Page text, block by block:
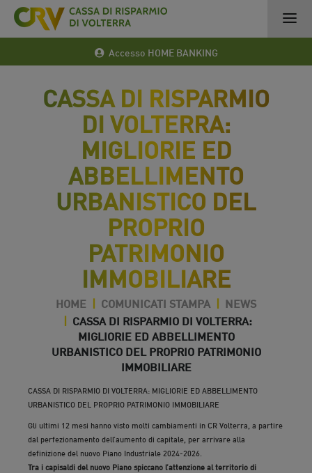
Accesso HOME BANKING
CASSA DI RISPARMIO
DI VOLTERRA:
MIGLIORIE ED
ABBELLIMENTO
URBANISTICO DEL
PROPRIO
PATRIMONIO
IMMOBILIARE
HOME | COMUNICATI STAMPA | NEWS
| CASSA DI RISPARMIO DI VOLTERRA:
MIGLIORIE ED ABBELLIMENTO
URBANISTICO DEL PROPRIO PATRIMONIO
IMMOBILIARE
CASSA DI RISPARMIO DI VOLTERRA: MIGLIORIE ED ABBELLIMENTO
URBANISTICO DEL PROPRIO PATRIMONIO IMMOBILIARE
Gli ultimi 12 mesi hanno visto molti cambiamenti in CR Volterra, a partire
dal perfezionamento dell’aumento di capitale, per arrivare alla
definizione del nuovo Piano Industriale 2024-2026.
Tra i capisaldi del nuovo Piano spiccano l’attenzione al territorio di